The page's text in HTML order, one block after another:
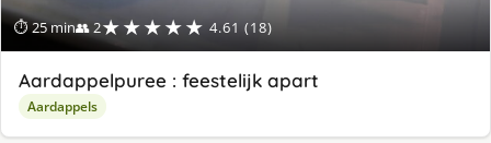
⏱ 25 min👥 2★★★★★ 4.61 (18)
Aardappelpuree : feestelijk apart
Aardappels